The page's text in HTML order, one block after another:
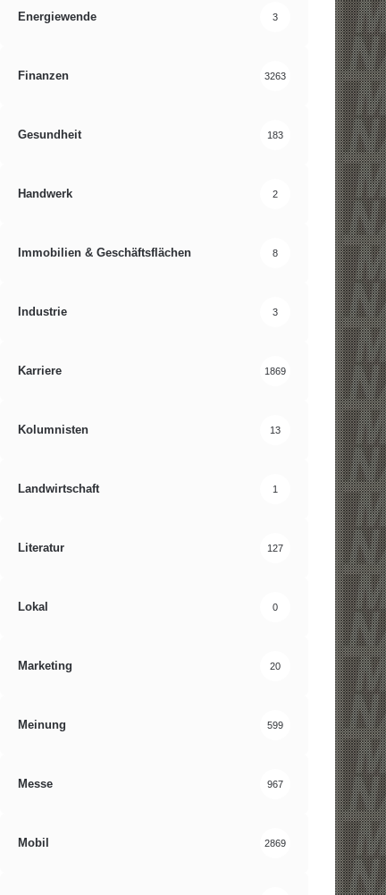
Energiewende 3
Finanzen 3263
Gesundheit 183
Handwerk 2
Immobilien & Geschäftsflächen 8
Industrie 3
Karriere 1869
Kolumnisten 13
Landwirtschaft 1
Literatur 127
Lokal 0
Marketing 20
Meinung 599
Messe 967
Mobil 2869